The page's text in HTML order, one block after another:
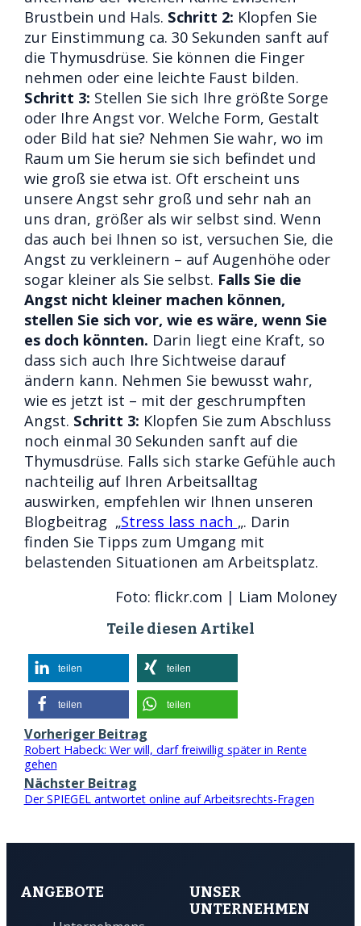
Brustbein und Hals. Schritt 2: Klopfen Sie
zur Einstimmung ca. 30 Sekunden sanft auf
die Thymusdrüse. Sie können die Finger
nehmen oder eine leichte Faust bilden.
Schritt 3: Stellen Sie sich Ihre größte Sorge
oder Ihre Angst vor. Welche Form, Gestalt
oder Bild hat sie? Nehmen Sie wahr, wo im
Raum um Sie herum sie sich befindet und
wie groß sie etwa ist. Oft erscheint uns
unsere Angst sehr groß und sehr nah an
uns dran, größer als wir selbst sind. Wenn
das auch bei Ihnen so ist, versuchen Sie, die
Angst zu verkleinern – auf Augenhöhe oder
sogar kleiner als Sie selbst. Falls Sie die
Angst nicht kleiner machen können,
stellen Sie sich vor, wie es wäre, wenn Sie
es doch könnten. Darin liegt eine Kraft, so
dass sich auch Ihre Sichtweise darauf
ändern kann. Nehmen Sie bewusst wahr,
wie es jetzt ist – mit der geschrumpften
Angst. Schritt 3: Klopfen Sie zum Abschluss
noch einmal 30 Sekunden sanft auf die
Thymusdrüse. Falls sich starke Gefühle auch
nachteilig auf Ihren Arbeitsalltag
auswirken, empfehlen wir Ihnen unseren
Blogbeitrag „Stress lass nach „. Darin
finden Sie Tipps zum Umgang mit
belastenden Situationen am Arbeitsplatz.
Foto: flickr.com | Liam Moloney
Teile diesen Artikel
teilen teilen
teilen teilen
Vorheriger Beitrag
Robert Habeck: Wer will, darf freiwillig später in Rente
gehen
Nächster Beitrag
Der SPIEGEL antwortet online auf Arbeitsrechts-Fragen
ANGEBOTE
UNSER
UNTERNEHMEN